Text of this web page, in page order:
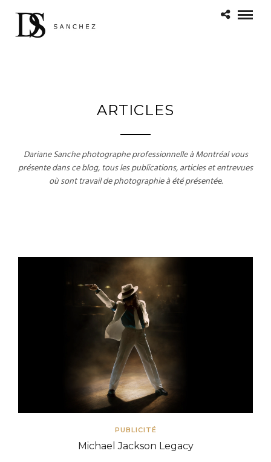
ARTICLES
Dariane Sanche photographe professionnelle à Montréal vous
présente dans ce blog, tous les publications, articles et entrevues
où sont travail de photographie à été présentée.
PUBLICITÉ
Michael Jackson Legacy